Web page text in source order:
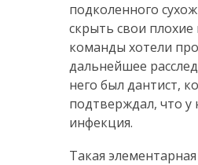
подколенного
скрыть свои плохие
команды хотели
дальнейшее
него был дантист,
подтверждал, что у
инфекция.
Такая